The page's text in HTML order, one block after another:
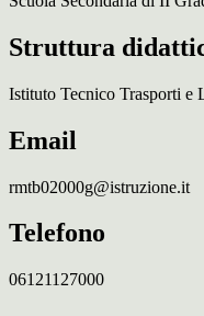
Struttura
Istituto Tecnico Trasporti e
Email
rmtb02000g@istruzione.it
Telefono
06121127000